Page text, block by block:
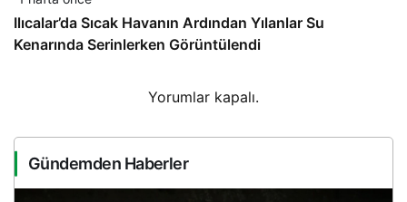
Ilıcalar’da Sıcak Havanın Ardından Yılanlar Su
Kenarında Serinlerken Görüntülendi
Yorumlar kapalı.
Gündemden Haberler